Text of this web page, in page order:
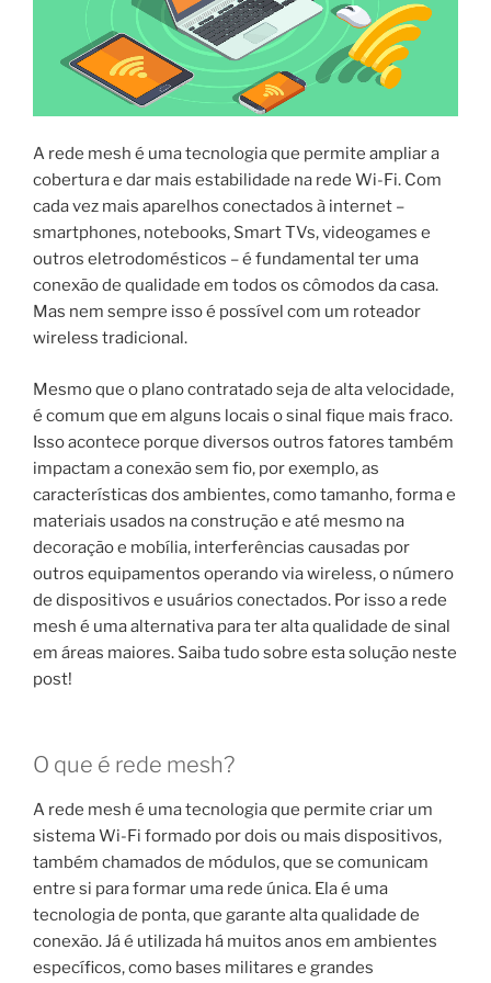
A rede mesh é uma tecnologia que permite ampliar a
cobertura e dar mais estabilidade na rede Wi-Fi. Com
cada vez mais aparelhos conectados à internet –
smartphones, notebooks, Smart TVs, videogames e
outros eletrodomésticos – é fundamental ter uma
conexão de qualidade em todos os cômodos da casa.
Mas nem sempre isso é possível com um roteador
wireless tradicional.
Mesmo que o plano contratado seja de alta velocidade,
é comum que em alguns locais o sinal fique mais fraco.
Isso acontece porque diversos outros fatores também
impactam a conexão sem fio, por exemplo, as
características dos ambientes, como tamanho, forma e
materiais usados na construção e até mesmo na
decoração e mobília, interferências causadas por
outros equipamentos operando via wireless, o número
de dispositivos e usuários conectados. Por isso a rede
mesh é uma alternativa para ter alta qualidade de sinal
em áreas maiores. Saiba tudo sobre esta solução neste
post!
O que é rede mesh?
A rede mesh é uma tecnologia que permite criar um
sistema Wi-Fi formado por dois ou mais dispositivos,
também chamados de módulos, que se comunicam
entre si para formar uma rede única. Ela é uma
tecnologia de ponta, que garante alta qualidade de
conexão. Já é utilizada há muitos anos em ambientes
específicos, como bases militares e grandes